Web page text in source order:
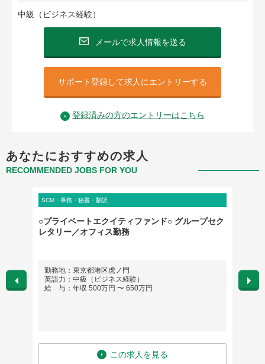
中級（ビジネス経験）
メールで求人情報を送る
サポート登録して求人にエントリーする
登録済みの方のエントリーはこちら
あなたにおすすめの求人
RECOMMENDED JOBS FOR YOU
SCM・事務・秘書・翻訳
○プライベートエクイティファンド○ グループセク
レタリー／オフィス勤務
勤務地：東京都港区虎ノ門
英語力：中級（ビジネス経験）
給 与：年収 500万円 〜 650万円
この求人を見る
勤務
英語
給